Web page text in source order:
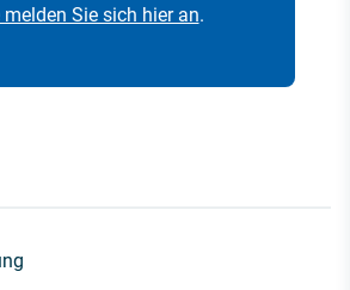
melden Sie sich hier an.